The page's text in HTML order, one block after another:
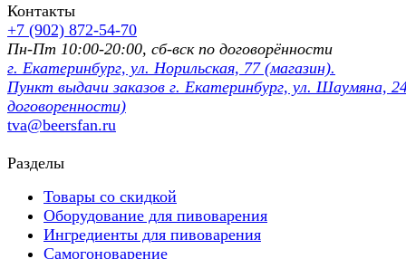
Контакты
+7 (902) 872-54-70
Пн-Пт 10:00-20:00, сб-вск по договорённости
г. Екатеринбург, ул. Норильская, 77 (магазин).
Пункт выдачи заказов г. Екатеринбург, ул. Шаумяна,
договоренности)
tva@beersfan.ru
Разделы
Товары со скидкой
Оборудование для пивоварения
Ингредиенты для пивоварения
Самогоноварение